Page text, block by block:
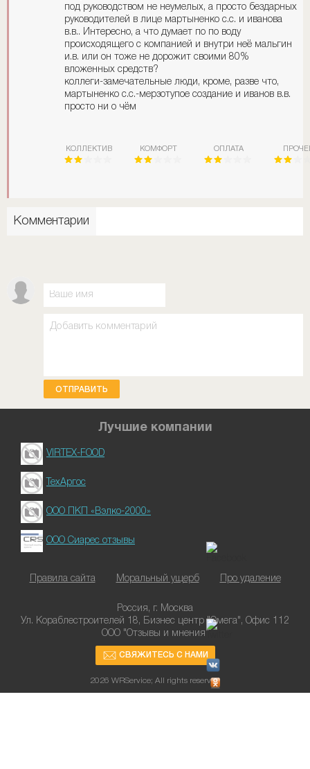
под руководством не неумелых, а просто бездарных
руководителей в лице мартыненко с.с. и иванова
в.в.. Интересно, а что думает по по воду
происходящего с компанией и внутри неё мальгин
и.в. или он тоже не дорожит своими 80%
вложенных средств?
коллеги-замечательные люди, кроме, разве что,
мартыненко с.с.-мерзотупое создание и иванов в.в.
просто ни о чём
КОЛЛЕКТИВ КОМФОРТ ОПЛАТА
Комментарии
ОТПРАВИТЬ
Лучшие компании
VIRTEX-FOOD
ТехАргос
ООО ПКП «Вэлко-2000»
ООО Сиарес отзывы
Правила сайта Моральный ущерб Про удаление
Россия, г. Москва
Ул. Кораблестроителей 18, Бизнес центр "Омега", Офис 112
ООО "Отзывы и мнения"
СВЯЖИТЕСЬ С НАМИ
2026 WRService; All rights reserved